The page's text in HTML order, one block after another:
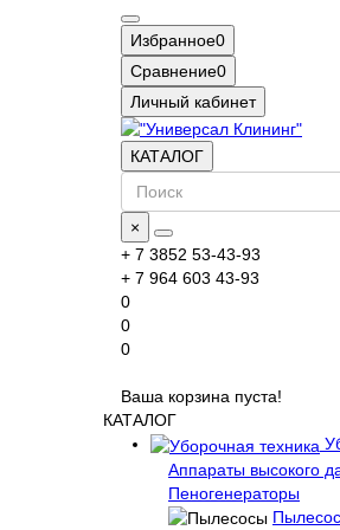
Избранное0
Сравнение0
Личный кабинет
КАТАЛОГ
×
+ 7 3852 53-43-93
+ 7 964 603 43-93
0
0
0
Ваша корзина пуста!
КАТАЛОГ
Аппараты высокого
Пеногенераторы